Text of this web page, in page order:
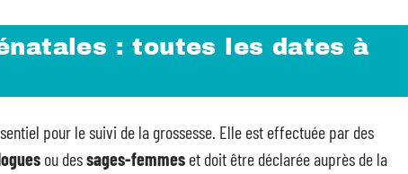
: toutes les dates à
pour le suivi de la grossesse. Elle est effectuée par des
ou dessages-femmes et doit être déclarée auprès de la